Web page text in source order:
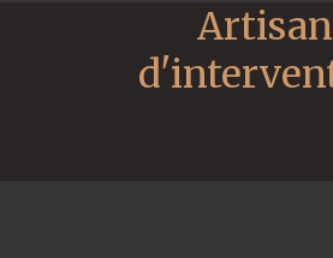
Artisan